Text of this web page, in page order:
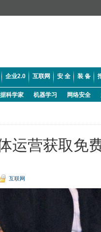
企业2.0 互联网 安 全 装 备
科学家 机器学习 网络安全
运营获取免
互联网